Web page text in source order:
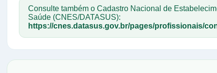
Consulte também o Cadastro Nacional de
Saúde (CNES/DATASUS):
https://cnes.datasus.gov.br/pages/profissionais/